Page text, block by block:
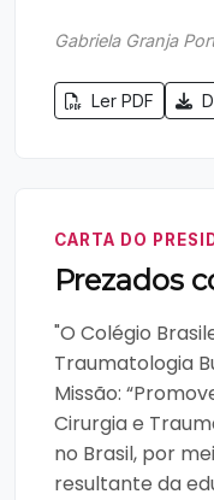
Gabriela Granja
Ler PDF
CARTA DO
Prezados
"O Colégio
Traumatologia
Missão:
Cirurgia e
no Brasil, por
resultante da